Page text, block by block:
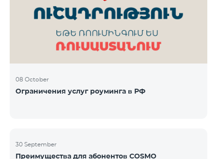
80 каналов через приложение TeamTV Smart
Фиксированная телефония: 180 минут на звонки
внутри фиксированной сети Team Телевизионная
08 October
Ограничения услуг роуминга в РФ
30 September
Преимущества для абонентов COSMO